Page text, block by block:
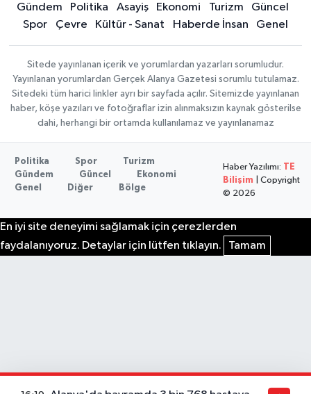
Gündem Politika Asayiş Ekonomi Turizm
Güncel
Spor
Çevre Kültür - Sanat Haberde İnsan Genel
Sitede yayınlanan içerik ve yorumlardan yazarları sorumludur.
Yayınlanan yorumlardan Gerçek Alanya Gazetesi sorumlu tutulamaz.
Sitedeki tüm harici linkler ayrı bir sayfada açılır. Sitemizde yayınlanan
haber, köşe yazıları ve fotoğraflar izin alınmaksızın kaynak gösterilse
dahi, herhangi bir ortamda kullanılamaz ve yayınlanamaz
Politika Spor
Turizm
Gündem
Güncel
Ekonomi
Genel
Diğer Bölge
Haber Yazılımı:
TE
Bilişim | Copyright
© 2026
En iyi site deneyimi sağlamak için çerezlerden
faydalanıyoruz. Detaylar için lütfen tıklayın.
Tamam